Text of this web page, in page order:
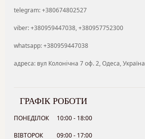
telegram: +380674802527
viber: +380959447038, +380957752300
whatsapp: +380959447038
адреса: вул Колонічна 7 оф. 2, Одеса, Україна
ГРАФІК РОБОТИ
ПОНЕДІЛОК 10:00 - 18:00
ВІВТОРОК 09:00 - 17:00